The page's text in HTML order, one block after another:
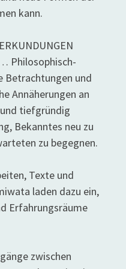
kann.
Philosophisch-
Betrachtungen und
Annäherungen an
tiefgründig
Bekanntes neu zu
zu begegnen.
Texte und
laden dazu ein,
Erfahrungsräume
zwischen